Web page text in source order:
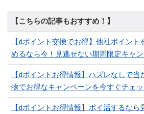
【こちらの記事もおすすめ！】
【dポイント交換でお得】他社ポイント
めるなら今！見逃せない期間限定キャ
【dポイントお得情報】ハズレなしで
物でお得なキャンペーンを今すぐチェ
【dポイントお得情報】ポイ活するなら